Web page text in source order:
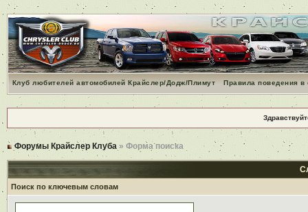
Клуб любителей автомобилей Крайслер/Додж/Плимут Правила поведения
Форумы Крайслер Клуба » Форма поиска
Поиск по ключевым словам